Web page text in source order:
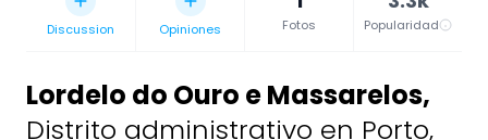
Discussion Opiniones Fotos Popularidad
Lordelo do Ouro e Massarelos,
Distrito administrativo en Porto,